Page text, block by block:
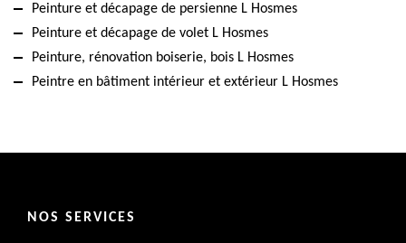
Peinture et décapage de persienne L Hosmes
Peinture et décapage de volet L Hosmes
Peinture, rénovation boiserie, bois L Hosmes
Peintre en bâtiment intérieur et extérieur L Hosmes
NOS SERVICES